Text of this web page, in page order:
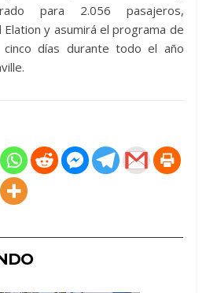
para 2.056 pasajeros,
Elation y asumirá el programa de
días durante todo el año